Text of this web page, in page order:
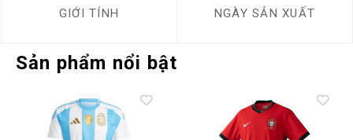
GIỚI TÍNH NGÀY SẢN XUẤT
Sản phẩm nổi bật